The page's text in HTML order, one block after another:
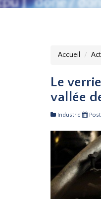
Accueil
Le
vallée
Industrie